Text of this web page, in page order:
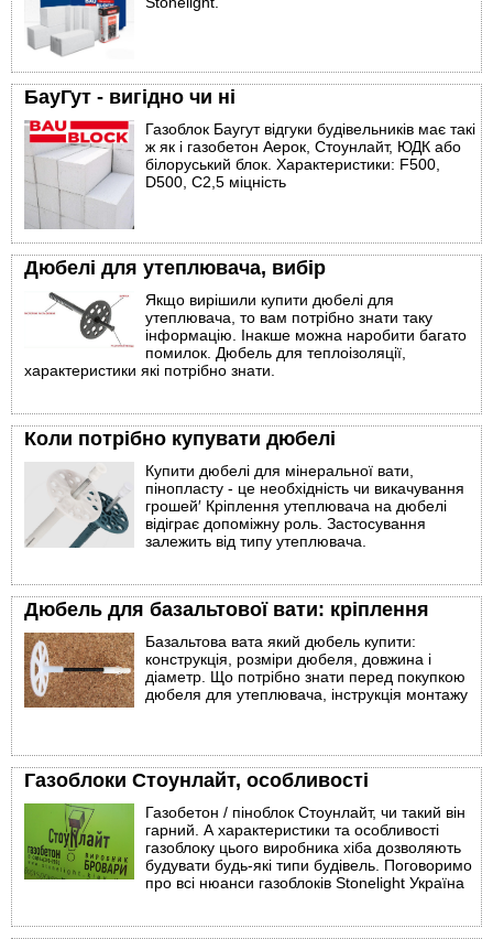
БауГут - вигідно чи ні
Газоблок Баугут відгуки будівельників має такі
ж як і газобетон Аерок, Стоунлайт, ЮДК або
білоруський блок. Характеристики: F500,
D500, С2,5 міцність
Дюбелі для утеплювача, вибір
Якщо вирішили купити дюбелі для
утеплювача, то вам потрібно знати таку
інформацію. Інакше можна наробити багато
помилок. Дюбель для теплоізоляції,
характеристики які потрібно знати.
Коли потрібно купувати дюбелі
Купити дюбелі для мінеральної вати,
пінопласту - це необхідність чи викачування
грошей′ Кріплення утеплювача на дюбелі
відіграє допоміжну роль. Застосування
залежить від типу утеплювача.
Дюбель для базальтової вати: кріплення
Базальтова вата який дюбель купити:
конструкція, розміри дюбеля, довжина і
діаметр. Що потрібно знати перед покупкою
дюбеля для утеплювача, інструкція монтажу
Газоблоки Стоунлайт, особливості
Газобетон / піноблок Стоунлайт, чи такий він
гарний. А характеристики та особливості
газоблоку цього виробника хіба дозволяють
будувати будь-які типи будівель. Поговоримо
про всі нюанси газоблоків Stonelight Україна